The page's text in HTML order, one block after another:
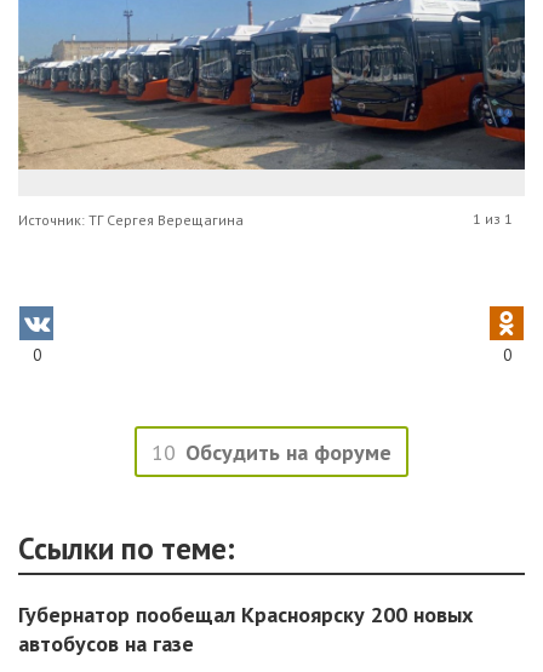
Источник: ТГ Сергея Верещагина 1 из 1
0 0
10 Обсудить на форуме
Ссылки по теме:
Губернатор пообещал Красноярску 200 новых
автобусов на газе